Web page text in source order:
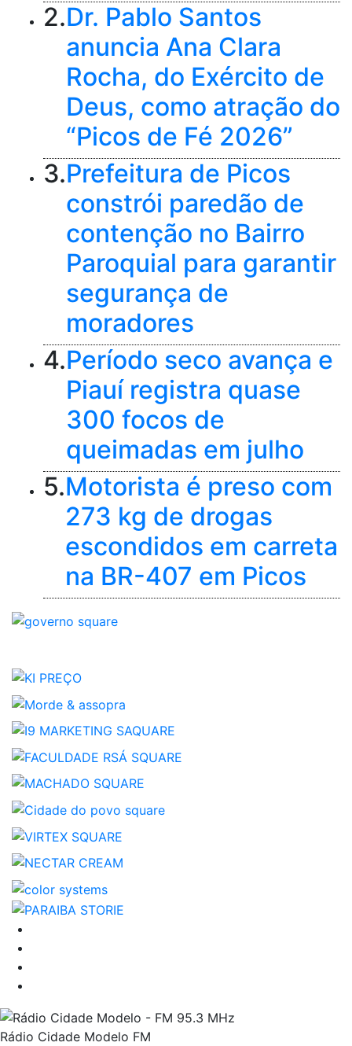
2.Dr. Pablo Santos
anuncia Ana Clara
Rocha, do Exército de
Deus, como atração do
“Picos de Fé 2026”
3.Prefeitura de Picos
constrói paredão de
contenção no Bairro
Paroquial para garantir
segurança de
moradores
4.Período seco avança e
Piauí registra quase
300 focos de
queimadas em julho
5.Motorista é preso com
273 kg de drogas
escondidos em carreta
na BR-407 em Picos
Rádio Cidade Modelo FM